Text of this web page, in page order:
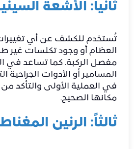
ثانياً: الأشعة
تُستخدم للكشف عن أي
العظام أو وجود تكلسات غير
مفصل الركبة. كما تساعد في
المسامير أو الأدوات
في العملية الأولى والتأكد من
مكانها الصحيح.
ثالثاً: الرنين